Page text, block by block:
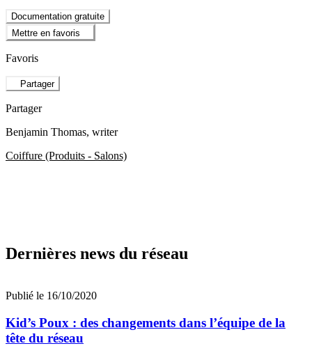
Documentation gratuite
Mettre en favoris
Favoris
Partager
Partager
Benjamin Thomas, writer
Coiffure (Produits - Salons)
Dernières news du réseau
Publié le 16/10/2020
Kid’s Poux : des changements dans l’équipe de la
tête du réseau